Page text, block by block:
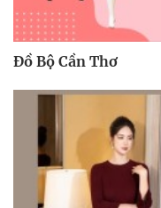
Đồ Bộ Cần Thơ